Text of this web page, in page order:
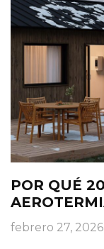
POR QUÉ
febrero 27, 2026